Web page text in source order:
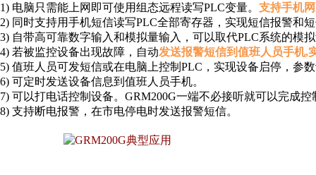
1) 电脑只需能上网即可使用组态远程读写PLC变量。 支持手机
2) 同时支持用手机短信读写PLC全部寄存器，实现短信报警和
3) 自带高可靠数字输入和模拟量输入，可以取代PLC系统的模
4) 若被监控设备出现故障，自动发送报警短信到值班人员手机,
5) 值班人员可发短信或在电脑上控制PLC，实现设备启停，参
6) 可定时发送设备信息到值班人员手机。
7) 可以打电话控制设备。GRM200G一端不必接听就可以完成
8) 支持断电报警，在市电停电时发送报警短信。